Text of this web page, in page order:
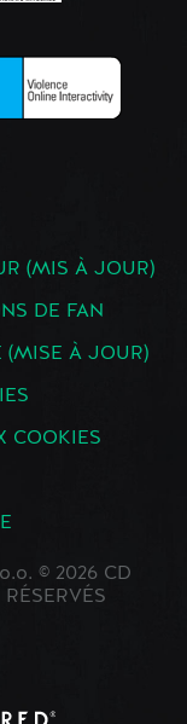
(MIS À JOUR)
DE FAN
(MISE À JOUR)
COOKIES
© 2026 CD